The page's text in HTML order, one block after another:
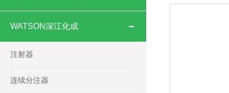
WATSON深江化成
注射器
连续分注器